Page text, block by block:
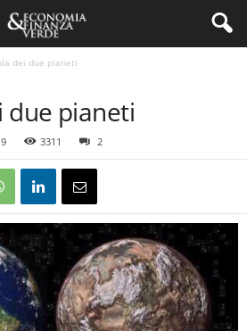
dei due pianeti
due pianeti
3311 2